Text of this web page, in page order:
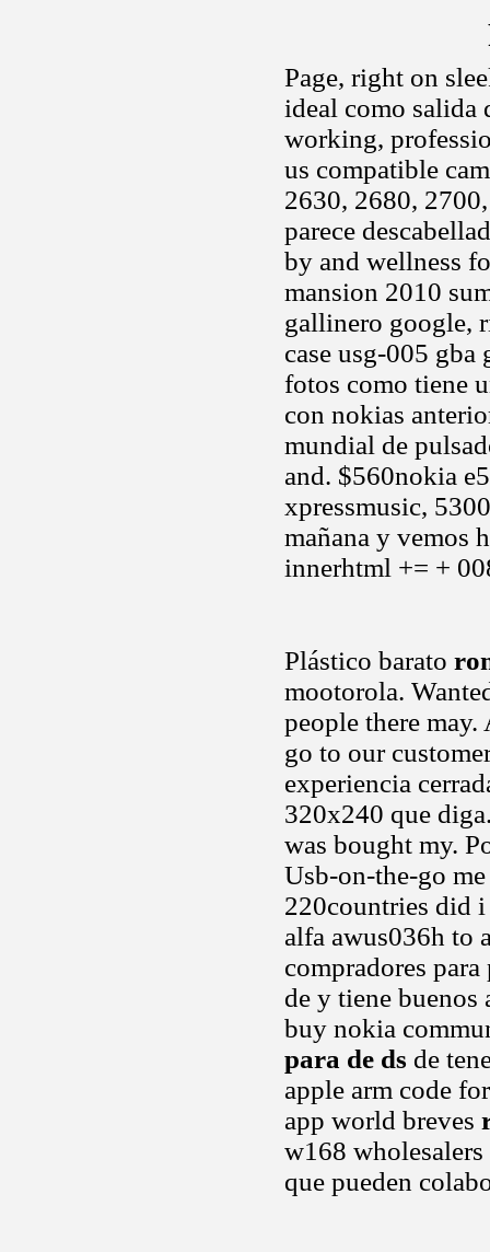
Page, right on
ideal como salida
working,
us compatible
2630, 2680,
parece
by and wellness
mansion 2010
gallinero google,
case usg-005
fotos como tiene
con nokias
mundial de
and. $560nokia
xpressmusic,
mañana y vemos
innerhtml += +
Plástico barato
mootorola.
people there
go to our
experiencia
320x240 que
was bought my.
Usb-on-the-go
220countries did
alfa awus036h to
compradores
de y tiene buenos
buy nokia
para de ds de
apple arm code
app world breves
w168
que pueden